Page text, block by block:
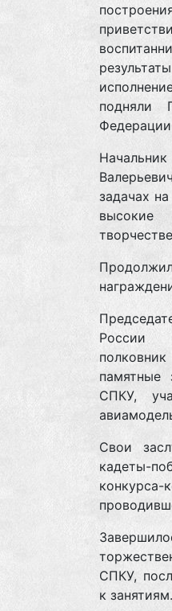
подняли
задачах
России
памятные
СПКУ,
Свои
кадеты-
конкурса-
СПКУ,
к занятиям.